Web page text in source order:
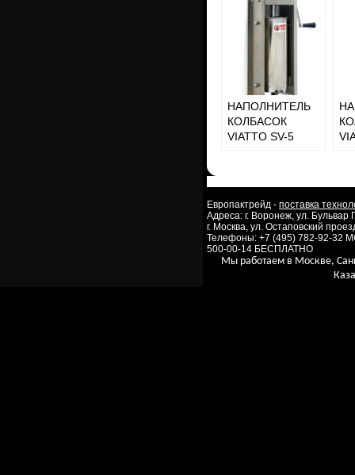
НАПОЛНИТЕЛЬ
КОЛБАСОК
VIATTO SV-5
Европактрейд - поставка
Адреса: г. Воронеж, ул.
г. Москва, ул. Остаповский
Телефоны: +7 (495) 782-92-32
500-00-14 БЕСПЛАТНО
Мы работаем в Москве,